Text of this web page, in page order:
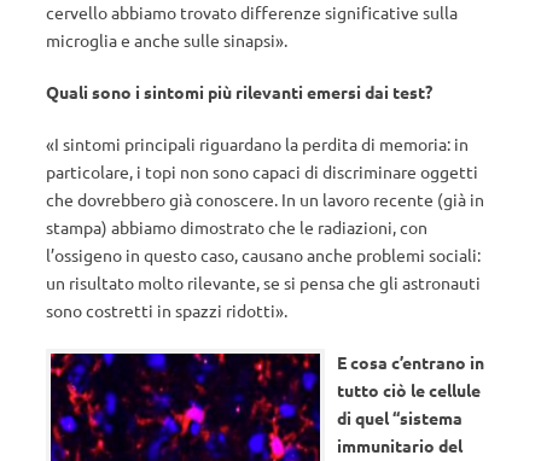
cervello abbiamo trovato differenze significative sulla
microglia e anche sulle sinapsi».
Quali sono i sintomi più rilevanti emersi dai test?
«I sintomi principali riguardano la perdita di memoria: in
particolare, i topi non sono capaci di discriminare oggetti
che dovrebbero già conoscere. In un lavoro recente (già in
stampa) abbiamo dimostrato che le radiazioni, con
l’ossigeno in questo caso, causano anche problemi sociali:
un risultato molto rilevante, se si pensa che gli astronauti
sono costretti in spazzi ridotti».
E cosa c’entrano in
tutto ciò le cellule
di quel “sistema
immunitario del